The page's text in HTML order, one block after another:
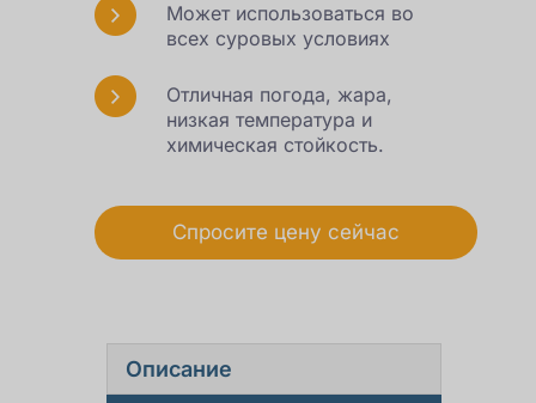
Может использоваться во
всех суровых условиях
Отличная погода, жара,
низкая температура и
химическая стойкость.
Спросите цену сейчас
Описание